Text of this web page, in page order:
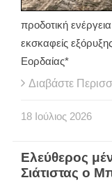
προδοτική
εκσκαφείς
Εορδαίας*
Διαβάστε
18 Ιούλιος 2026
Ελεύθερος
Σιάτιστας ο